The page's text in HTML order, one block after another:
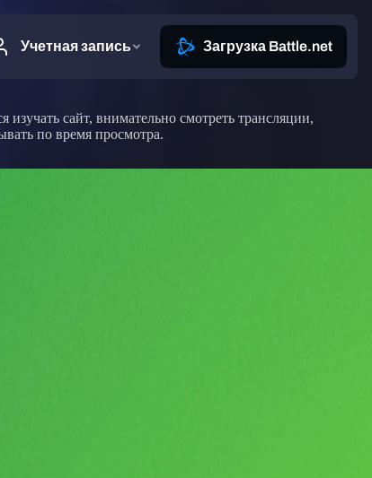
сайт, внимательно смотреть трансляции,
по время просмотра.